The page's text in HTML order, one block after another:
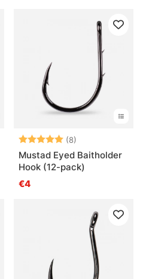
Beoordeling:
(8)
Mustad Eyed Baitholder
Hook (12-pack)
€4